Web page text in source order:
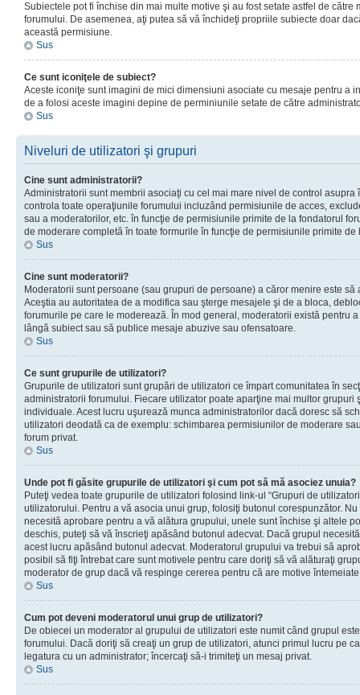
Subiectele pot fi închise din mai multe motive şi au fost setate astfel de către
forumului. De asemenea, aţi putea să vă închideţi propriile subiecte doar
această permisiune.
Sus
Ce sunt iconiţele de subiect?
Aceste iconiţe sunt imagini de mici dimensiuni asociate cu mesaje pentru a
de a folosi aceste imagini depine de perminiunile setate de către
Sus
Niveluri de utilizatori şi grupuri
Cine sunt administratorii?
Administratorii sunt membrii asociaţi cu cel mai mare nivel de control asupra
controla toate operaţiunile forumului incluzând permisiunile de acces,
sau a moderatorilor, etc. în funcţie de permisiunile primite de la fondatorul
de moderare completă în toate formurile în funcţie de permisiunile primite de
Sus
Cine sunt moderatorii?
Moderatorii sunt persoane (sau grupuri de persoane) a căror menire este
Aceştia au autoritatea de a modifica sau şterge mesajele şi de a bloca,
forumurile pe care le moderează. În mod general, moderatorii există pentru
lângă subiect sau să publice mesaje abuzive sau ofensatoare.
Sus
Ce sunt grupurile de utilizatori?
Grupurile de utilizatori sunt grupări de utilizatori ce împart comunitatea în
administratorii forumului. Fiecare utilizator poate aparţine mai multor grupuri
individuale. Acest lucru uşurează munca administratorilor dacă doresc să
utilizatori deodată ca de exemplu: schimbarea permisiunilor de moderare
forum privat.
Sus
Unde pot fi găsite grupurile de utilizatori şi cum pot să mă asociez unuia?
Puteţi vedea toate grupurile de utilizatori folosind link-ul “Grupuri de
utilizatorului. Pentru a vă asocia unui grup, folosiţi butonul corespunzător.
necesită aprobare pentru a vă alătura grupului, unele sunt închise şi altele
deschis, puteţi să vă înscrieţi apăsând butonul adecvat. Dacă grupul
acest lucru apăsând butonul adecvat. Moderatorul grupului va trebui să
posibil să fiţi întrebat care sunt motivele pentru care doriţi să vă alăturaţi
moderator de grup dacă vă respinge cererea pentru că are motive
Sus
Cum pot deveni moderatorul unui grup de utilizatori?
De obiecei un moderator al grupului de utilizatori este numit când grupul
forumului. Dacă doriţi să creaţi un grup de utilizatori, atunci primul lucru pe
legatura cu un administrator; încercaţi să-i trimiteţi un mesaj privat.
Sus